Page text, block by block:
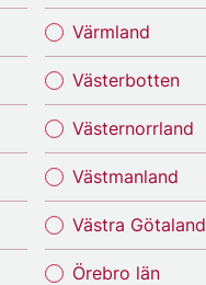
Värmland
Västerbotten
Västernorrland
Västmanland
Västra Götaland
Örebro län